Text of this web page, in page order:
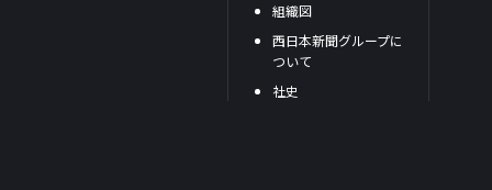
組織図
西日本新聞グループに
ついて
社史